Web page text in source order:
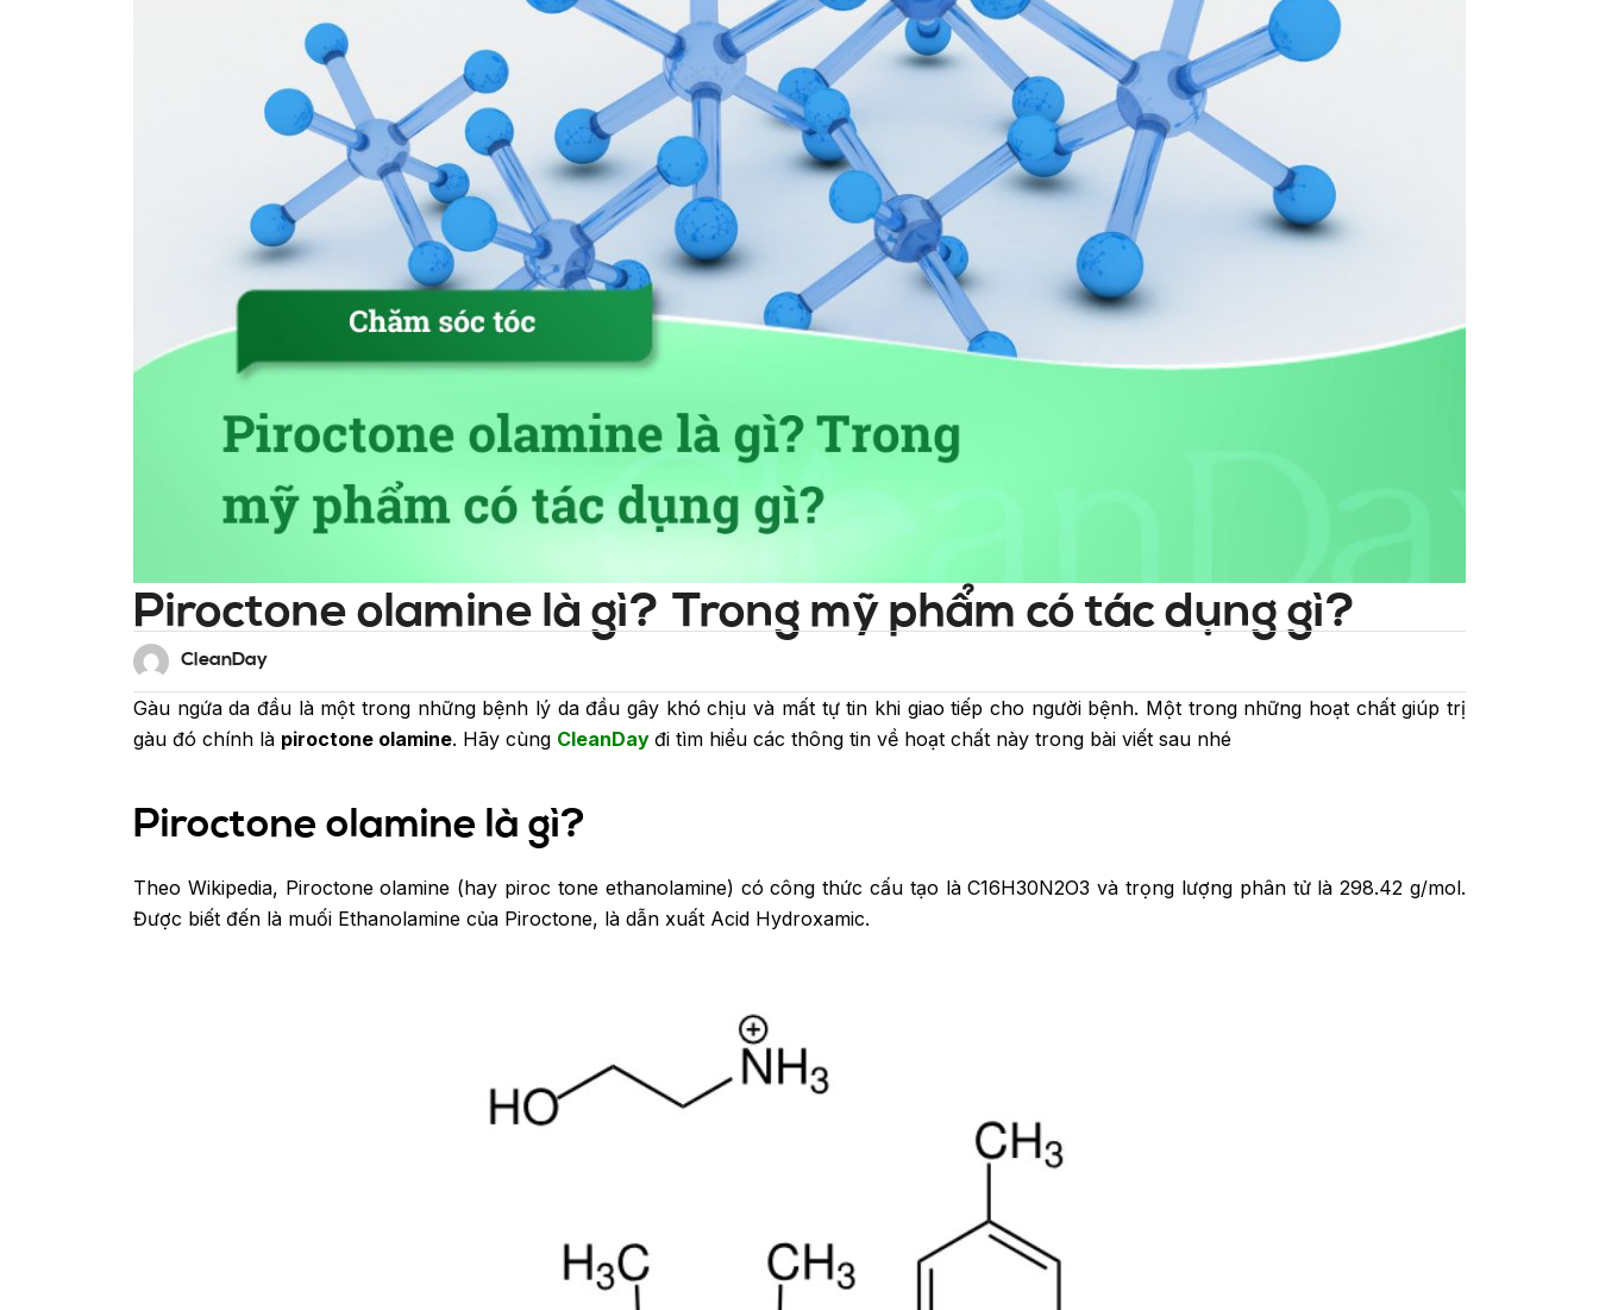
Piroctone olamine là gì? Trong mỹ phẩm có tác dụng gì?
CleanDay
Gàu ngứa da đầu là một trong những bệnh lý da đầu gây khó chịu và mất tự tin khi giao tiếp cho người bệnh. Một trong những hoạt chất giúp trị
gàu đó chính là piroctone olamine. Hãy cùng CleanDay đi tìm hiểu các thông tin về hoạt chất này trong bài viết sau nhé
Piroctone olamine là gì?
Theo Wikipedia, Piroctone olamine (hay piroc tone ethanolamine) có công thức cấu tạo là C16H30N2O3 và trọng lượng phân tử là 298.42 g/mol.
Được biết đến là muối Ethanolamine của Piroctone, là dẫn xuất Acid Hydroxamic.